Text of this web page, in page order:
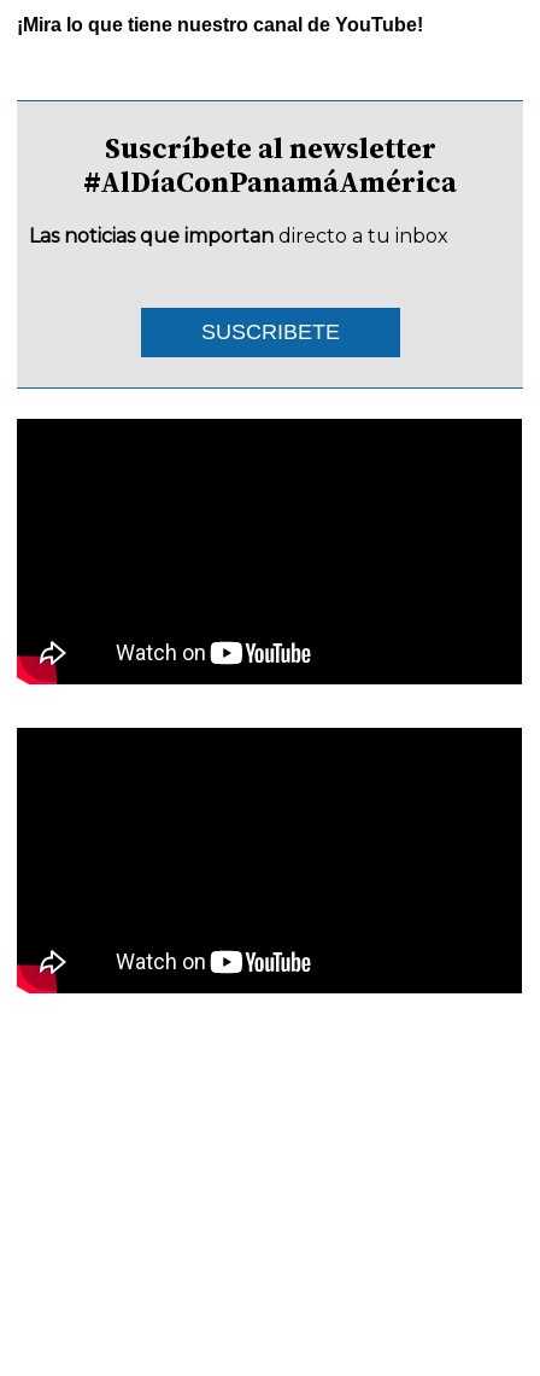
¡Mira lo que tiene nuestro canal de YouTube!
Suscríbete al newsletter
#AlDíaConPanamáAmérica
Las noticias que importan directo a tu inbox
SUSCRIBETE